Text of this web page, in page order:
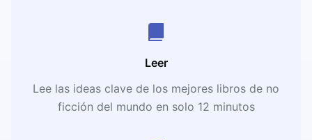
Leer
Lee las ideas clave de los mejores libros de no
ficción del mundo en solo 12 minutos